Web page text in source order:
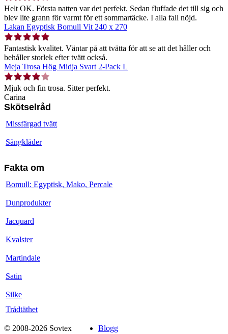
Helt OK. Första natten var det perfekt. Sedan fluffade det till sig och
blev lite grann för varmt för ett sommartäcke. I alla fall nöjd.
Lakan Egyptisk Bomull Vit 240 x 270
Fantastisk kvalitet. Väntar på att tvätta för att se att det håller och
behåller storlek efter tvätt också.
Meja Trosa Hög Midja Svart 2-Pack L
Mjuk och fin trosa. Sitter perfekt.
Carina
Skötselråd
Missfärgad tvätt
Sängkläder
Fakta om
Bomull: Egyptisk, Mako, Percale
Dunprodukter
Jacquard
Kvalster
Martindale
Satin
Silke
Trådtäthet
© 2008-2026 Sovtex
Blogg